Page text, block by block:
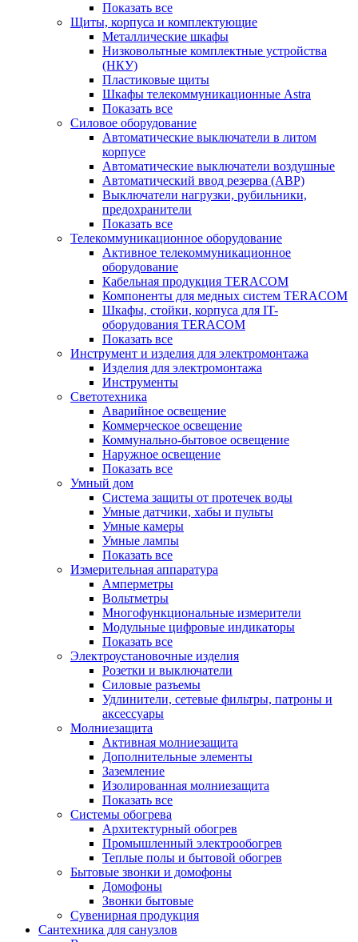
Показать все
Щиты, корпуса и комплектующие
Металлические шкафы
Низковольтные комплектные устройства
(НКУ)
Пластиковые щиты
Шкафы телекоммуникационные Astra
Показать все
Силовое оборудование
Автоматические выключатели в литом
корпусе
Автоматические выключатели воздушные
Автоматический ввод резерва (АВР)
Выключатели нагрузки, рубильники,
предохранители
Показать все
Телекоммуникационное оборудование
Активное телекоммуникационное
оборудование
Кабельная продукция TERACOM
Компоненты для медных систем TERACOM
Шкафы, стойки, корпуса для IT-
оборудования TERACOM
Показать все
Инструмент и изделия для электромонтажа
Изделия для электромонтажа
Инструменты
Светотехника
Аварийное освещение
Коммерческое освещение
Коммунально-бытовое освещение
Наружное освещение
Показать все
Умный дом
Система защиты от протечек воды
Умные датчики, хабы и пульты
Умные камеры
Умные лампы
Показать все
Измерительная аппаратура
Амперметры
Вольтметры
Многофункциональные измерители
Модульные цифровые индикаторы
Показать все
Электроустановочные изделия
Розетки и выключатели
Силовые разъемы
Удлинители, сетевые фильтры, патроны и
аксессуары
Молниезащита
Активная молниезащита
Дополнительные элементы
Заземление
Изолированная молниезащита
Показать все
Системы обогрева
Архитектурный обогрев
Промышленный электрообогрев
Теплые полы и бытовой обогрев
Бытовые звонки и домофоны
Домофоны
Звонки бытовые
Сувенирная продукция
Сантехника для санузлов